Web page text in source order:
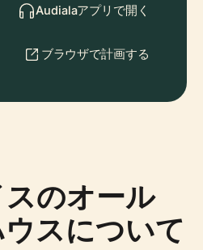
Audialaアプリで開く
ブラウザで計画する
のオール
ウスについて